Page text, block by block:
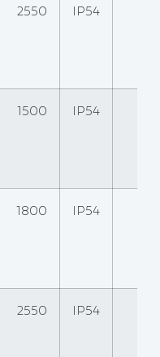
2550 IP54
1500 IP54
1800 IP54
2550 IP54